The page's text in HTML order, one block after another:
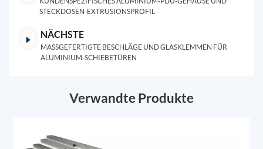
STECKDOSEN-EXTRUSIONSPROFIL
NÄCHSTE
MASSGEFERTIGTE BESCHLÄGE UND GLASKLEMMEN FÜR A
LUMINIUM-SCHIEBETÜREN
Verwandte Produkte